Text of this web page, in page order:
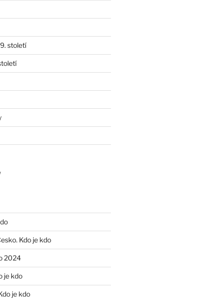
století
Kdo je kdo
2024
je kdo
je kdo